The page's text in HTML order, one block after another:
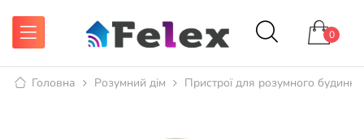
0
Головна Розумний дім Пристрої для розумного будинку